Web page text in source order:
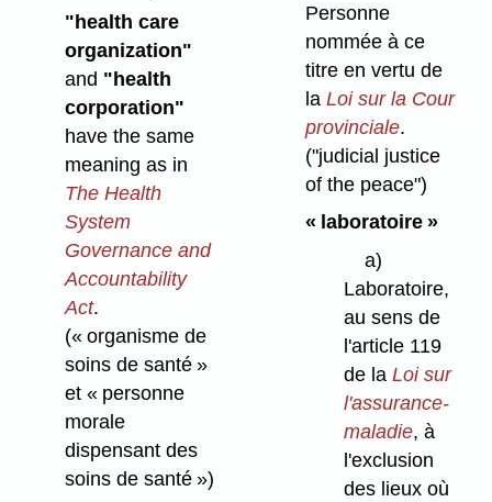
"health care
organization"
and "health
corporation"
have the same
meaning as in
The Health
System
Governance and
Accountability
Act.
(« organisme de
soins de santé »
et « personne
morale
dispensant des
soins de santé »)
Personne
nommée à ce
titre en vertu de
la Loi sur la Cour
provinciale.
("judicial justice
of the peace")
« laboratoire »
a)
Laboratoire,
au sens de
l'article 119
de la Loi sur
l'assurance-
maladie, à
l'exclusion
des lieux où